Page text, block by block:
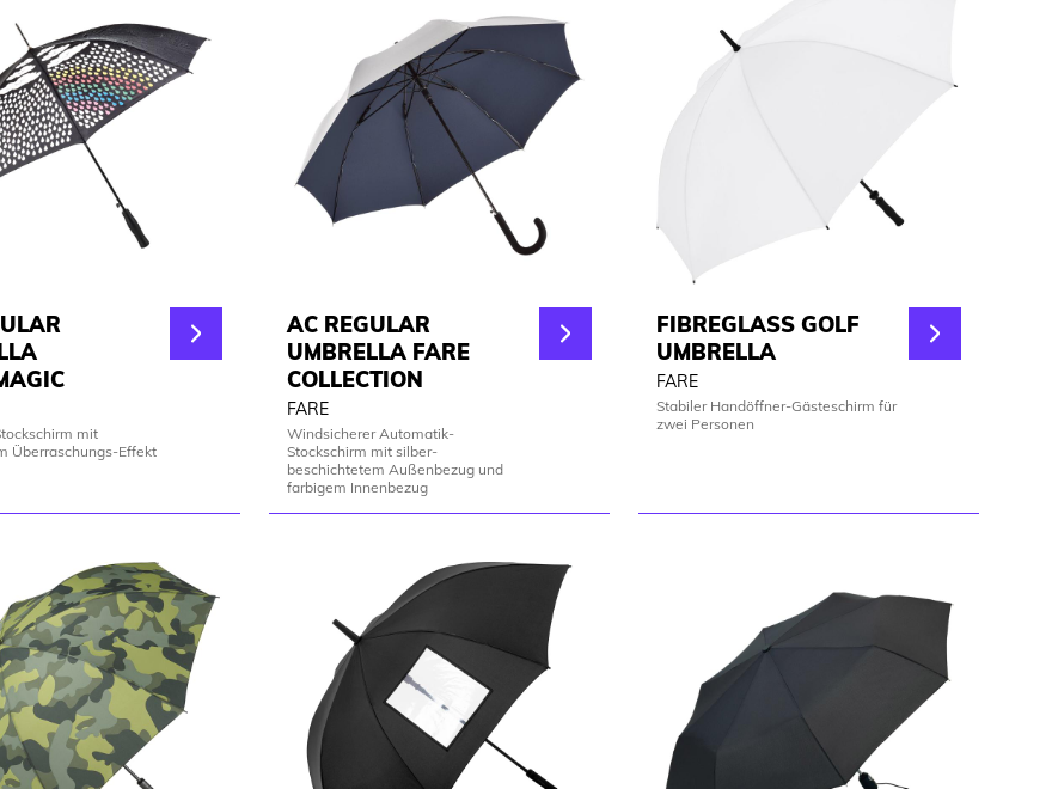
mit
Überraschungs-Effekt
AC REGULAR
UMBRELLA FARE
COLLECTION
FARE
Windsicherer Automatik-
Stockschirm mit silber-
beschichtetem Außenbezug und
farbigem Innenbezug
FIBREGLASS GOLF
UMBRELLA
FARE
Stabiler Handöffner-Gästeschirm für
zwei Personen